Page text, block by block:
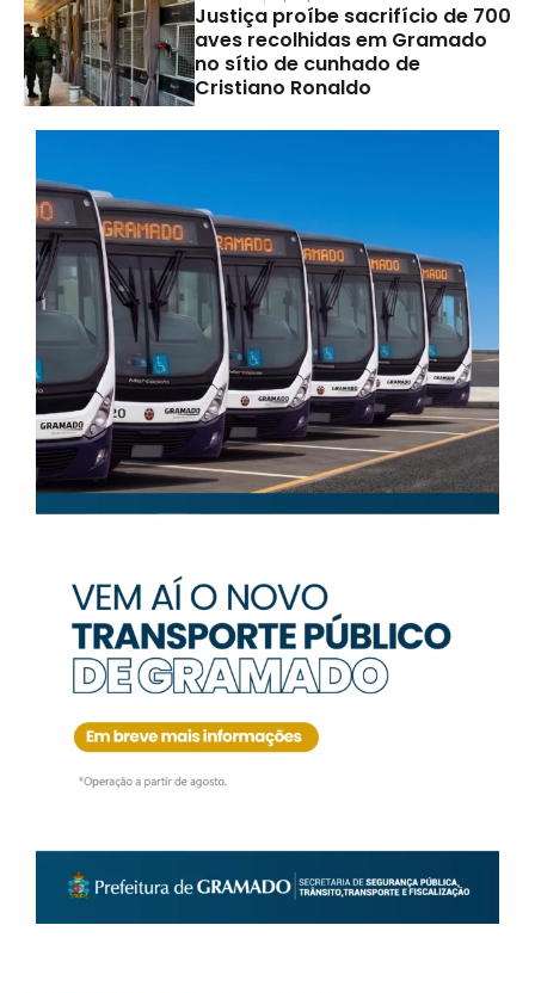
Justiça proíbe sacrifício de 700
aves recolhidas em Gramado
no sítio de cunhado de
Cristiano Ronaldo